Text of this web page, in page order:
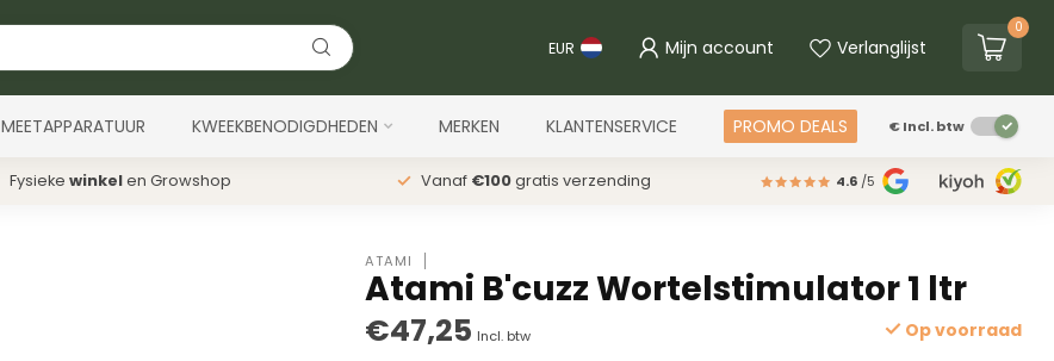
EUR Mijn account Verlanglijst
0
MEETAPPARATUUR KWEEKBENODIGDHEDEN MERKEN KLANTENSERVICE PROMO DEALS €Incl. btw
Fysieke winkelen Growshop Vanaf €100gratis verzending 4.6 /5
ATAMI
Atami B'cuzz Wortelstimulator 1 ltr
€47,25 Incl. btw Op voorraad